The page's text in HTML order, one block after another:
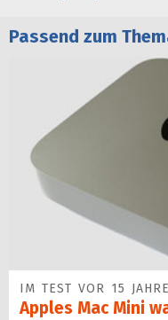
Passend zum
IM TEST VOR 15
Apples Mac Mini